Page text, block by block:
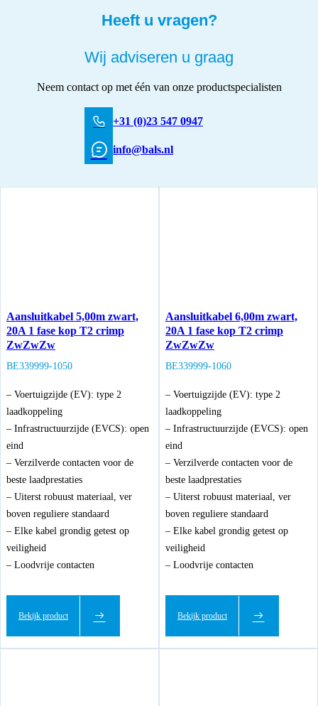
Heeft u vragen?
Wij adviseren u graag
Neem contact op met één van onze productspecialisten
+31 (0)23 547 0947
info@bals.nl
Aansluitkabel 5,00m zwart,
20A 1 fase kop T2 crimp
ZwZwZw
BE339999-1050
– Voertuigzijde (EV): type 2
laadkoppeling
– Infrastructuurzijde (EVCS): open
eind
– Verzilverde contacten voor de
beste laadprestaties
– Uiterst robuust materiaal, ver
boven reguliere standaard
– Elke kabel grondig getest op
veiligheid
– Loodvrije contacten
Bekijk product
Aansluitkabel 6,00m zwart,
20A 1 fase kop T2 crimp
ZwZwZw
BE339999-1060
– Voertuigzijde (EV): type 2
laadkoppeling
– Infrastructuurzijde (EVCS): open
eind
– Verzilverde contacten voor de
beste laadprestaties
– Uiterst robuust materiaal, ver
boven reguliere standaard
– Elke kabel grondig getest op
veiligheid
– Loodvrije contacten
Bekijk product